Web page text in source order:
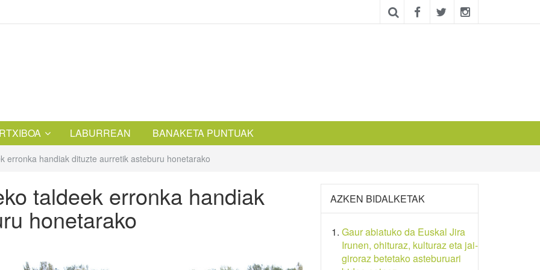
LABURREAN BANAKETA PUNTUAK
erronka handiak dituzte aurretik asteburu honetarako
taldeek erronka handiak
honetarako
AZKEN BIDALKETAK
Gaur abiatuko da Euskal Jira
Irunen, ohituraz, kulturaz eta jai-
giroraz betetako asteburuari